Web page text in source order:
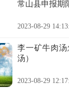
常山县申报期
2023-08-29
李一矿牛肉
汤）
2023-08-29